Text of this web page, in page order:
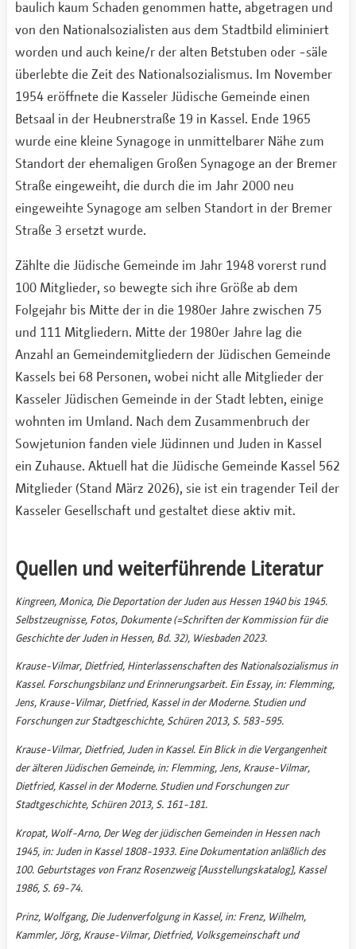
baulich kaum Schaden genommen hatte, abgetragen und
von den Nationalsozialisten aus dem Stadtbild eliminiert
worden und auch keine/r der alten Betstuben oder -säle
überlebte die Zeit des Nationalsozialismus. Im November
1954 eröffnete die Kasseler Jüdische Gemeinde einen
Betsaal in der Heubnerstraße 19 in Kassel. Ende 1965
wurde eine kleine Synagoge in unmittelbarer Nähe zum
Standort der ehemaligen Großen Synagoge an der Bremer
Straße eingeweiht, die durch die im Jahr 2000 neu
eingeweihte Synagoge am selben Standort in der Bremer
Straße 3 ersetzt wurde.
Zählte die Jüdische Gemeinde im Jahr 1948 vorerst rund
100 Mitglieder, so bewegte sich ihre Größe ab dem
Folgejahr bis Mitte der in die 1980er Jahre zwischen 75
und 111 Mitgliedern. Mitte der 1980er Jahre lag die
Anzahl an Gemeindemitgliedern der Jüdischen Gemeinde
Kassels bei 68 Personen, wobei nicht alle Mitglieder der
Kasseler Jüdischen Gemeinde in der Stadt lebten, einige
wohnten im Umland. Nach dem Zusammenbruch der
Sowjetunion fanden viele Jüdinnen und Juden in Kassel
ein Zuhause. Aktuell hat die Jüdische Gemeinde Kassel 562
Mitglieder (Stand März 2026), sie ist ein tragender Teil der
Kasseler Gesellschaft und gestaltet diese aktiv mit.
Quellen und weiterführende Literatur
Kingreen, Monica, Die Deportation der Juden aus Hessen 1940 bis 1945.
Selbstzeugnisse, Fotos, Dokumente (=Schriften der Kommission für die
Geschichte der Juden in Hessen, Bd. 32), Wiesbaden 2023.
Krause-Vilmar, Dietfried, Hinterlassenschaften des Nationalsozialismus in
Kassel. Forschungsbilanz und Erinnerungsarbeit. Ein Essay, in: Flemming,
Jens, Krause-Vilmar, Dietfried, Kassel in der Moderne. Studien und
Forschungen zur Stadtgeschichte, Schüren 2013, S. 583-595.
Krause-Vilmar, Dietfried, Juden in Kassel. Ein Blick in die Vergangenheit
der älteren Jüdischen Gemeinde, in: Flemming, Jens, Krause-Vilmar,
Dietfried, Kassel in der Moderne. Studien und Forschungen zur
Stadtgeschichte, Schüren 2013, S. 161-181.
Kropat, Wolf-Arno, Der Weg der jüdischen Gemeinden in Hessen nach
1945, in: Juden in Kassel 1808-1933. Eine Dokumentation anläßlich des
100. Geburtstages von Franz Rosenzweig [Ausstellungskatalog], Kassel
1986, S. 69-74.
Prinz, Wolfgang, Die Judenverfolgung in Kassel, in: Frenz, Wilhelm,
Kammler, Jörg, Krause-Vilmar, Dietfried, Volksgemeinschaft und